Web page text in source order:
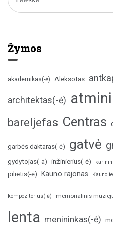
Žymos
akademikas(-ė) Aleksotas
architektas(-ė)
bareljefas Centras
garbės daktaras(-ė) gatvė
gydytojas(-a) inžinierius(-ė)
pilietis(-ė)
Kauno rajonas Kauno
kompozitorius(-ė) memorialinis
lenta menininkas(-ė)